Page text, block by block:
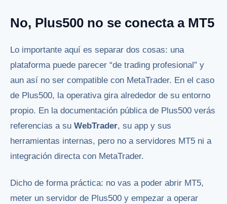
No, Plus500 no se conecta a MT5
Lo importante aquí es separar dos cosas: una
plataforma puede parecer “de trading profesional” y
aun así no ser compatible con MetaTrader. En el caso
de Plus500, la operativa gira alrededor de su entorno
propio. En la documentación pública de Plus500 verás
referencias a su WebTrader, su app y sus
herramientas internas, pero no a servidores MT5 ni a
integración directa con MetaTrader.
Dicho de forma práctica: no vas a poder abrir MT5,
meter un servidor de Plus500 y empezar a operar